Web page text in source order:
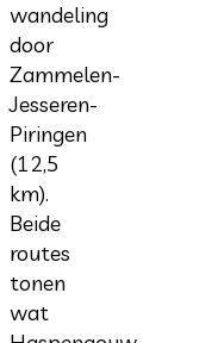
wandeling
door
Zammelen-
Jesseren-
Piringen
(12,5
km).
Beide
routes
tonen
wat